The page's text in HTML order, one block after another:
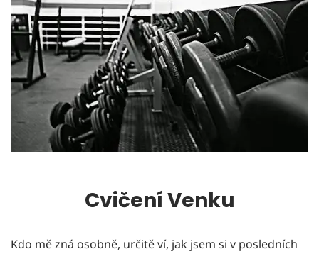
Cvičení Venku
Kdo mě zná osobně, určitě ví, jak jsem si v posledních